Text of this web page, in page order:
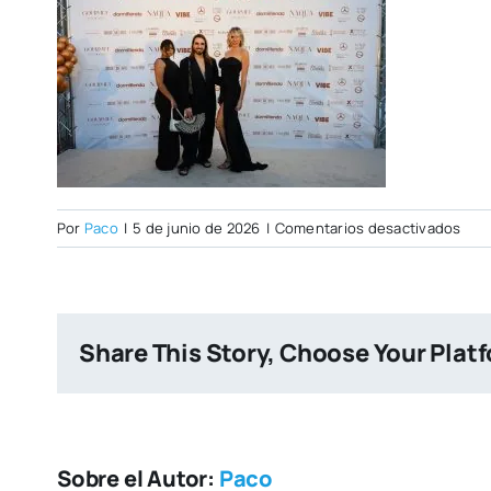
Por Paco | 5 de junio de 2026 | Comentarios desactivadosen
Share This Story, Choose Your
Sobre el Autor: Paco